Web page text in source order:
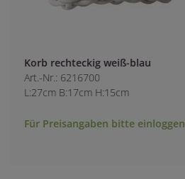
Korb rechteckig weiß-blau
Art.-Nr.: 6216700
L:27cm B:17cm H:15cm
Für Preisangaben bitte einloggen!